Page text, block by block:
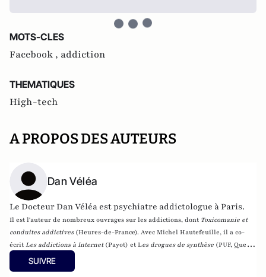
MOTS-CLES
Facebook , addiction
THEMATIQUES
High-tech
A PROPOS DES AUTEURS
Dan Véléa
Le Docteur Dan Véléa est psychiatre addictologue à Paris.
Il est l'auteur de nombreux ouvrages sur les addictions, dont Toxicomanie et
conduites addictives(Heures-de-France). Avec Michel Hautefeuille, il a co-
écrit Les addictions à Internet(Payot) et Les drogues de synthèse (PUF, Que
sais-je ?, Paris, 2002).
SUIVRE